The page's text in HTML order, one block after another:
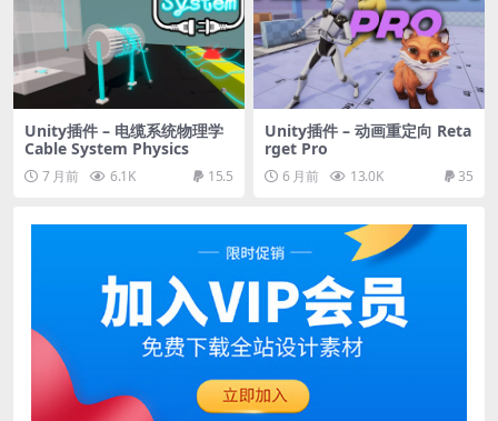
Unity插件 – 电缆系统物理学
Cable System Physics
7 月前 6.1K 15.5
Unity插件 – 动画重定向 Reta
rget Pro
6 月前 13.0K 35